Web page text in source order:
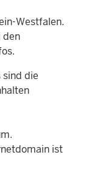
Westfalen.
den
die
ist